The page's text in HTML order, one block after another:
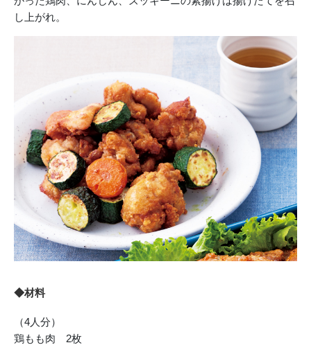
し上がれ。
◆材料
（4人分）
鶏もも肉 2枚